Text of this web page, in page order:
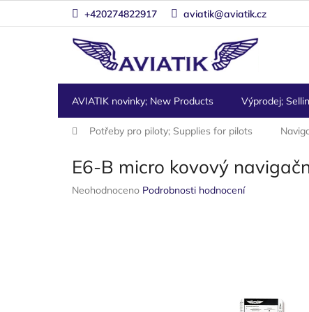
+420274822917 aviatik@aviatik.cz
AVIATIK novinky; New Products Výprodej;
Potřeby pro piloty; Supplies for pilots
E6-B micro kovový
Průměrné
Neohodnoceno Podrobnosti hodnocení